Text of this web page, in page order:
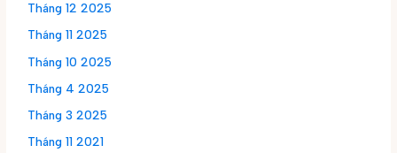
Tháng 12 2025
Tháng 11 2025
Tháng 10 2025
Tháng 4 2025
Tháng 3 2025
Tháng 11 2021